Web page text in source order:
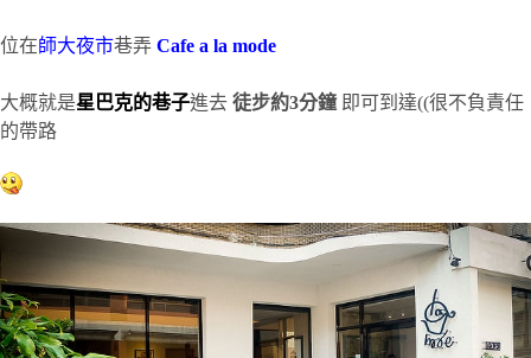
位在師大夜市巷弄 Cafe a la mode
大概就是星巴克的巷子進去 徒步約3分鐘即可到達((很不負責任
的帶路